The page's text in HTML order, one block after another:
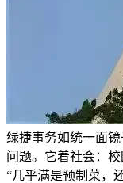
绿捷事务如统一面
问题。它着社会：
“几乎满是预制菜，